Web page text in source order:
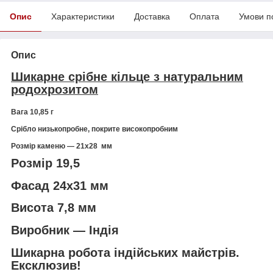
Опис Характеристики Доставка Оплата Умови
Опис
Шикарне срібне кільце з натуральним
родохрозитом
Вага 10,85 г
Срібло низькопробне, покрите високопробним
Розмір каменю ― 21х28 мм
Розмір 19,5
Фасад 24х31 мм
Висота 7,8 мм
Виробник — Індія
Шикарна робота індійських майстрів.
Ексклюзив!